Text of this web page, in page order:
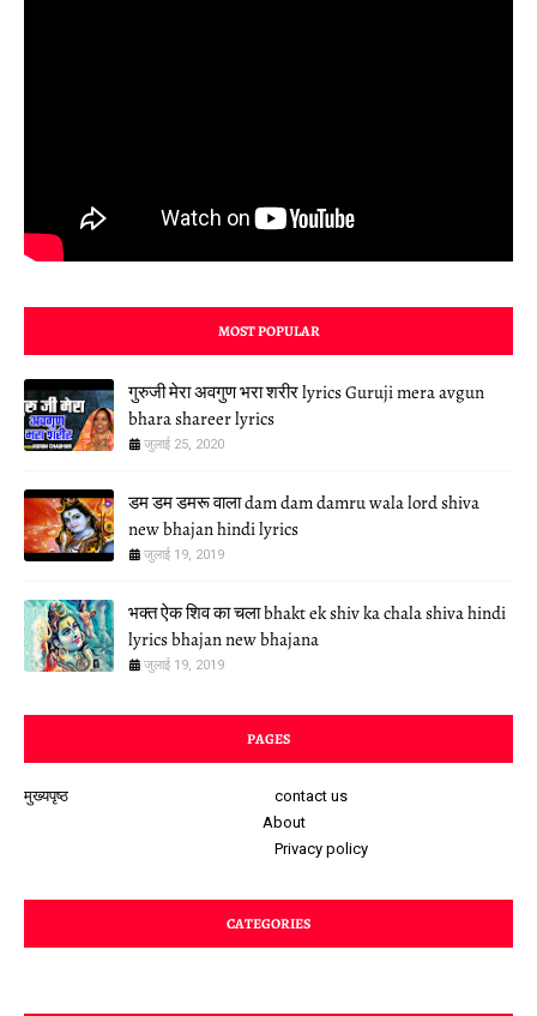
MOST POPULAR
गुरुजी मेरा अवगुण भरा शरीर lyrics Guruji mera avgun
bhara shareer lyrics
जुलाई 25, 2020
डम डम डमरू वाला dam dam damru wala lord shiva
new bhajan hindi lyrics
जुलाई 19, 2019
भक्त ऐक शिव का चला bhakt ek shiv ka chala shiva hindi
lyrics bhajan new bhajana
जुलाई 19, 2019
PAGES
मुख्यपृष्ठ
contact us
About
Privacy policy
CATEGORIES